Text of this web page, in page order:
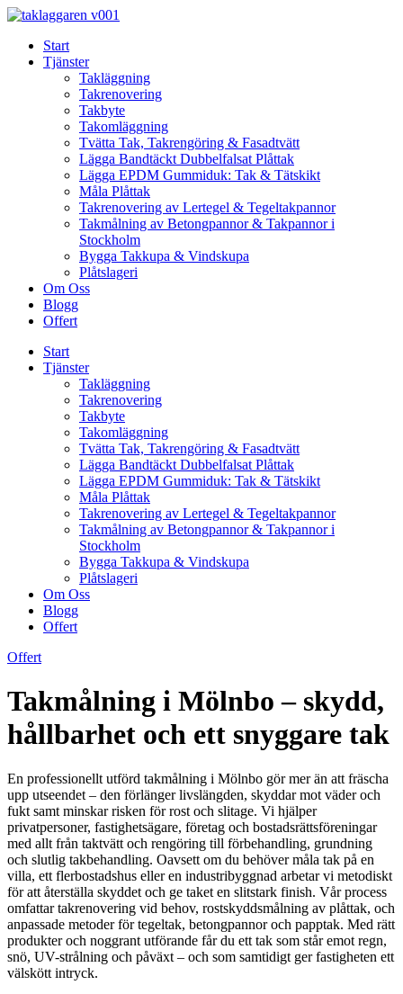
Skip
contentStart
Tjänster
Takläggning
Takrenovering
Takbyte
Takomläggning
Tvätta Tak, Takrengöring & Fasadtvätt
Lägga Bandtäckt Dubbelfalsat Plåttak
Lägga EPDM Gummiduk: Tak & Tätskikt
Måla Plåttak
Takrenovering av Lertegel & Tegeltakpannor
Takmålning av Betongpannor & Takpannor i
Stockholm
Bygga Takkupa & Vindskupa
Plåtslageri
Om Oss
Blogg
Offert
Start
Tjänster
Takläggning
Takrenovering
Takbyte
Takomläggning
Tvätta Tak, Takrengöring & Fasadtvätt
Lägga Bandtäckt Dubbelfalsat Plåttak
Lägga EPDM Gummiduk: Tak & Tätskikt
Måla Plåttak
Takrenovering av Lertegel & Tegeltakpannor
Takmålning av Betongpannor & Takpannor i
Stockholm
Bygga Takkupa & Vindskupa
Plåtslageri
Om Oss
Blogg
Offert
Offert
Takmålning i Mölnbo – skydd,
hållbarhet och ett snyggare tak
En professionellt utförd takmålning i Mölnbo gör mer än att fräscha
upp utseendet – den förlänger livslängden, skyddar mot väder och
fukt samt minskar risken för rost och slitage. Vi hjälper
privatpersoner, fastighetsägare, företag och bostadsrättsföreningar
med allt från taktvätt och rengöring till förbehandling, grundning
och slutlig takbehandling. Oavsett om du behöver måla tak på en
villa, ett flerbostadshus eller en industribyggnad arbetar vi metodiskt
för att återställa skyddet och ge taket en slitstark finish. Vår process
omfattar takrenovering vid behov, rostskyddsmålning av plåttak, och
anpassade metoder för tegeltak, betongpannor och papptak. Med rätt
produkter och noggrant utförande får du ett tak som står emot regn,
snö, UV-strålning och påväxt – och som samtidigt ger fastigheten ett
välskött intryck.